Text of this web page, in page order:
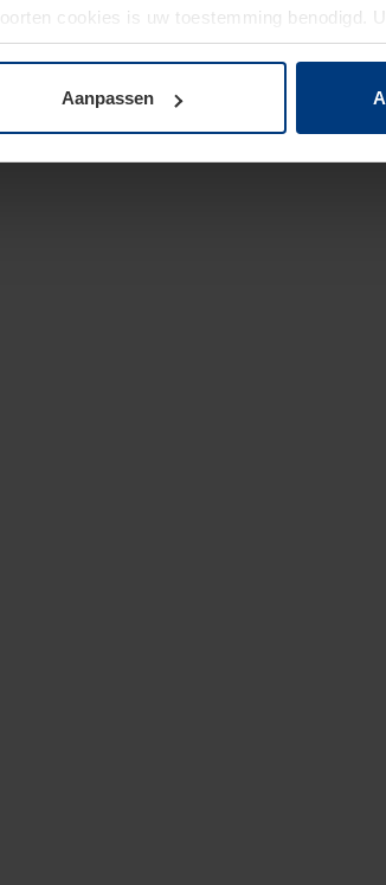
cookies is uw toestemming benodigd.
Privacyverklaringop onze website wijzigen
Aanpassen